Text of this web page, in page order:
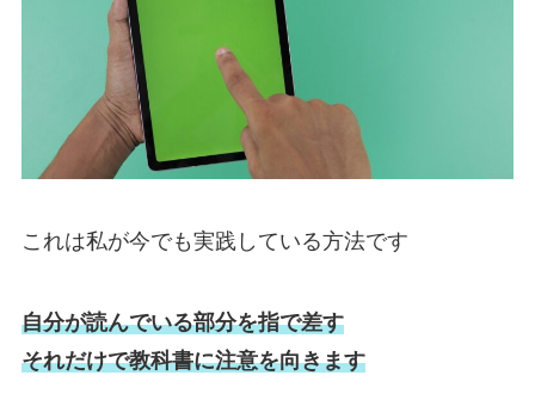
これは私が今でも実践している方法です
自分が読んでいる部分を指で差す
それだけで教科書に注意を向きます